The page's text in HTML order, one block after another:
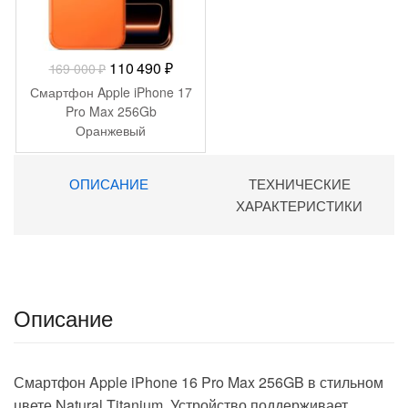
169 000₽ Первоначальная
цена
составляла
169
000 ₽.
110 490 ₽Текущая
цена:
Смартфон Apple iPhone 17
Pro Max 256Gb
Оранжевый
ОПИСАНИЕ
ТЕХНИЧЕСКИЕ
ХАРАКТЕРИСТИКИ
Описание
Смартфон Apple iPhone 16 Pro Max 256GB в стильном